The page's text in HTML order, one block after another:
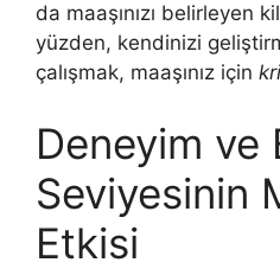
da maaşınızı belirleyen
yüzden, kendinizi
çalışmak, maaşınız için
Deneyim ve
Seviyesinin
Etkisi